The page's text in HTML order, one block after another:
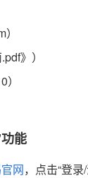
》）
能
网，点击“登